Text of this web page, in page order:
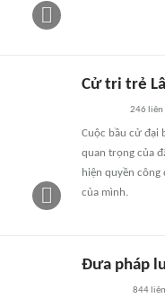
Cử tri trẻ
246
Cuộc bầu cử đại
quan trọng của
hiện quyền công
của mình.
Đưa pháp
844